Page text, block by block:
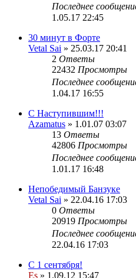
Последнее
1.05.17 22:45
30 минут в Форте
Vetal Sai » 25.03.17 20:41
2 Ответы
22432 Просмотры
Последнее
1.04.17 16:55
С Наступившим!!!
Azamatus » 1.01.07 03:07
13 Ответы
42806 Просмотры
Последнее
1.01.17 16:48
Непобедимый Банзуке
Vetal Sai » 22.04.16 17:03
0 Ответы
20919 Просмотры
Последнее
22.04.16 17:03
С 1 сентября!
Es » 1.09.12 15:47